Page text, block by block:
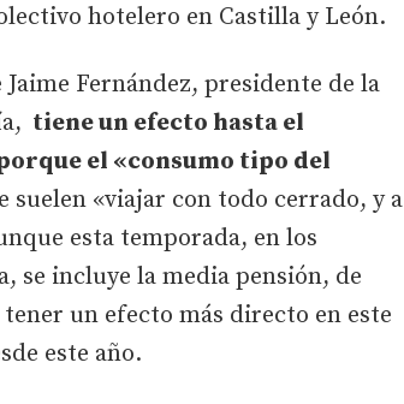
hotelero en Castilla y León.
Fernández, presidente de la
tiene un efecto hasta el
el «consumo tipo del
suelen «viajar con todo cerrado, y a
esta temporada, en los
se incluye la media pensión, de
un efecto más directo en este
este año.